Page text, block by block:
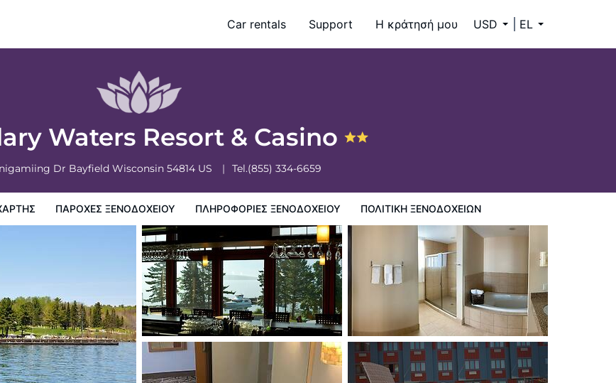
Car rentals Support Η κράτησή μου USD EL
Waters Resort & Casino
Dr Bayfield Wisconsin 54814 US Tel.(855) 334-6659
ΠΑΡΟΧΕΣ ΞΕΝΟΔΟΧΕΙΟΥ ΠΛΗΡΟΦΟΡΊΕΣ ΞΕΝΟΔΟΧΕΊΟΥ ΠΟΛΙΤΙΚΗ ΞΕΝΟΔΟΧΕΊΩΝ
Πολιτικη ξενοδοχείων